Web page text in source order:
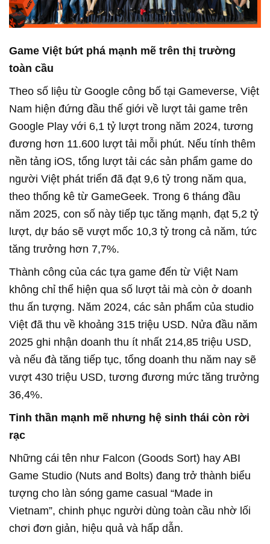
Game Việt bứt phá mạnh mẽ trên thị trường
toàn cầu
Theo số liệu từ Google công bố tại Gameverse, Việt
Nam hiện đứng đầu thế giới về lượt tải game trên
Google Play với 6,1 tỷ lượt trong năm 2024, tương
đương hơn 11.600 lượt tải mỗi phút. Nếu tính thêm
nền tảng iOS, tổng lượt tải các sản phẩm game do
người Việt phát triển đã đạt 9,6 tỷ trong năm qua,
theo thống kê từ GameGeek. Trong 6 tháng đầu
năm 2025, con số này tiếp tục tăng mạnh, đạt 5,2 tỷ
lượt, dự báo sẽ vượt mốc 10,3 tỷ trong cả năm, tức
tăng trưởng hơn 7,7%.
Thành công của các tựa game đến từ Việt Nam
không chỉ thể hiện qua số lượt tải mà còn ở doanh
thu ấn tượng. Năm 2024, các sản phẩm của studio
Việt đã thu về khoảng 315 triệu USD. Nửa đầu năm
2025 ghi nhận doanh thu ít nhất 214,85 triệu USD,
và nếu đà tăng tiếp tục, tổng doanh thu năm nay sẽ
vượt 430 triệu USD, tương đương mức tăng trưởng
36,4%.
Tinh thần mạnh mẽ nhưng hệ sinh thái còn rời
rạc
Những cái tên như Falcon (Goods Sort) hay ABI
Game Studio (Nuts and Bolts) đang trở thành biểu
tượng cho làn sóng game casual “Made in
Vietnam”, chinh phục người dùng toàn cầu nhờ lối
chơi đơn giản, hiệu quả và hấp dẫn.